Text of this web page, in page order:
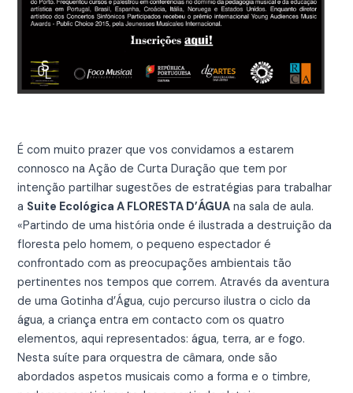
É com muito prazer que vos convidamos a estarem
connosco na Ação de Curta Duração que tem por
intenção partilhar sugestões de estratégias para trabalhar
a Suite Ecológica A FLORESTA D’ÁGUA na sala de aula.
«Partindo de uma história onde é ilustrada a destruição da
floresta pelo homem, o pequeno espectador é
confrontado com as preocupações ambientais tão
pertinentes nos tempos que correm. Através da aventura
de uma Gotinha d’Água, cujo percurso ilustra o ciclo da
água, a criança entra em contacto com os quatro
elementos, aqui representados: água, terra, ar e fogo.
Nesta suíte para orquestra de câmara, onde são
abordados aspetos musicais como a forma e o timbre,